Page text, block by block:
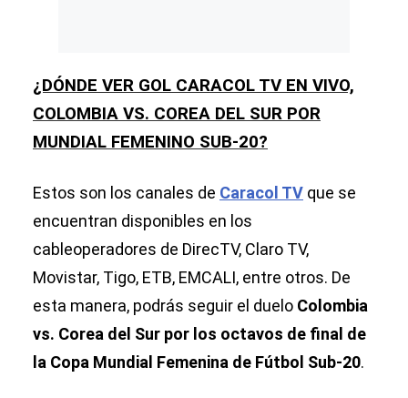
¿DÓNDE VER GOL CARACOL TV EN VIVO,
COLOMBIA VS. COREA DEL SUR POR
MUNDIAL FEMENINO SUB-20?
Estos son los canales de Caracol TV que se
encuentran disponibles en los
cableoperadores de DirecTV, Claro TV,
Movistar, Tigo, ETB, EMCALI, entre otros. De
esta manera, podrás seguir el duelo Colombia
vs. Corea del Sur por los octavos de final de
la Copa Mundial Femenina de Fútbol Sub-20.